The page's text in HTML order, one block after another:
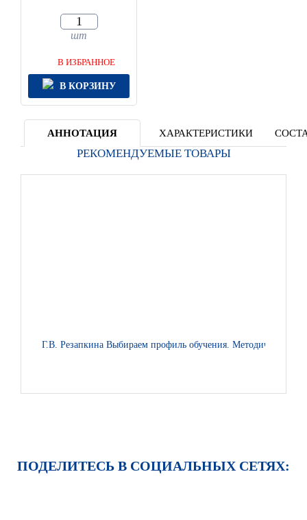
шт
В ИЗБРАННОЕ
В КОРЗИНУ
АННОТАЦИЯ ХАРАКТЕРИСТИКИ
РЕКОМЕНДУЕМЫЕ ТОВАРЫ
Г.В. Резапкина Выбираем профиль обучения. Методические
ПОДЕЛИТЕСЬ В СОЦИАЛЬНЫХ СЕТЯХ: